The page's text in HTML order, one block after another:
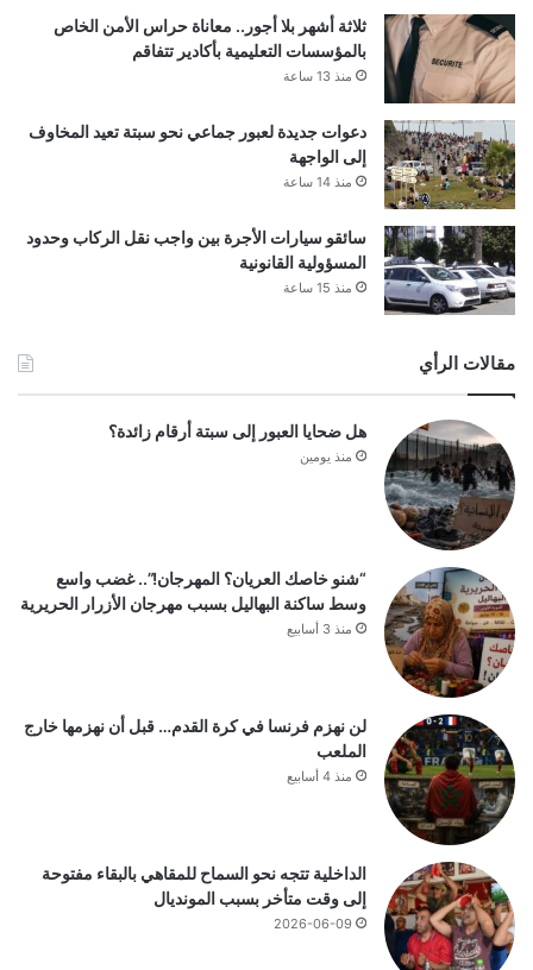
ثلاثة أشهر بلا أجور.. معاناة حراس الأمن الخاص
بالمؤسسات التعليمية بأكادير تتفاقم
منذ 13 ساعة
دعوات جديدة لعبور جماعي نحو سبتة تعيد المخاوف
إلى الواجهة
منذ 14 ساعة
سائقو سيارات الأجرة بين واجب نقل الركاب وحدود
المسؤولية القانونية
منذ 15 ساعة
مقالات الرأي
هل ضحايا العبور إلى سبتة أرقام زائدة؟
منذ يومين
“شنو خاصك العريان؟ المهرجان!”.. غضب واسع
وسط ساكنة البهاليل بسبب مهرجان الأزرار الحريرية
منذ 3 أسابيع
لن نهزم فرنسا في كرة القدم… قبل أن نهزمها خارج
الملعب
منذ 4 أسابيع
الداخلية تتجه نحو السماح للمقاهي بالبقاء مفتوحة
إلى وقت متأخر بسبب المونديال
2026-06-09